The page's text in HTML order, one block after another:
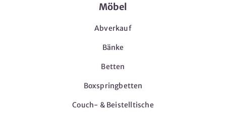
Möbel
Abverkauf
Bänke
Betten
Boxspringbetten
Couch- & Beistelltische